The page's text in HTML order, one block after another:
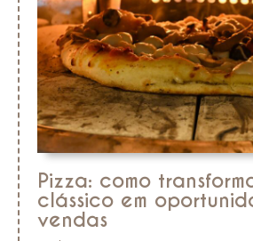
Pizza: como
clássico em
vendas